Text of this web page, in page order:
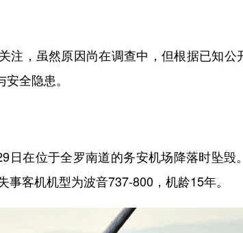
，虽然原因尚在调查中，但根据已知公
全隐患。
在位于全罗南道的务安机场降落时坠毁
事客机机型为波音737-800，机龄15年。